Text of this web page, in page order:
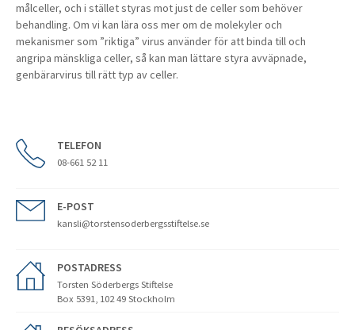
målceller, och i stället styras mot just de celler som behöver
behandling. Om vi kan lära oss mer om de molekyler och
mekanismer som ”riktiga” virus använder för att binda till och
angripa mänskliga celler, så kan man lättare styra avväpnade,
genbärarvirus till rätt typ av celler.
TELEFON
08-661 52 11
E-POST
kansli@torstensoderbergsstiftelse.se
POSTADRESS
Torsten Söderbergs Stiftelse
Box 5391, 102 49 Stockholm